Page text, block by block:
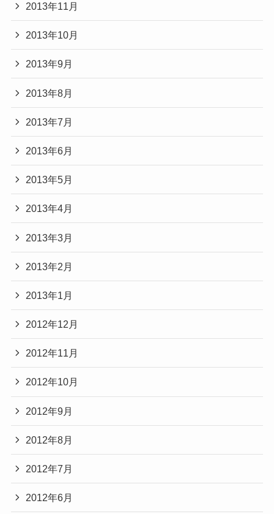
2013年11月
2013年10月
2013年9月
2013年8月
2013年7月
2013年6月
2013年5月
2013年4月
2013年3月
2013年2月
2013年1月
2012年12月
2012年11月
2012年10月
2012年9月
2012年8月
2012年7月
2012年6月